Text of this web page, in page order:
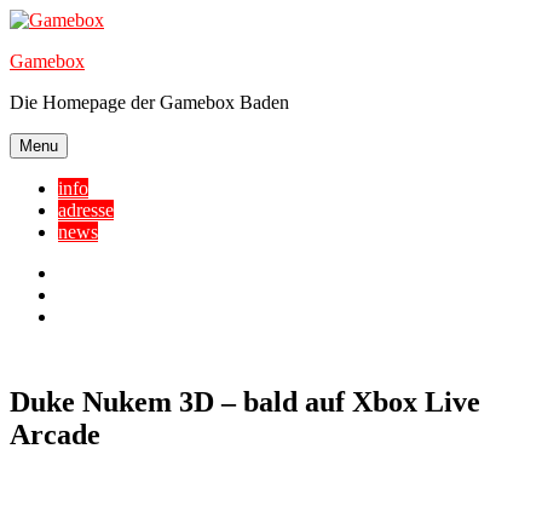
Skip
content
Gamebox
Die Homepage der Gamebox Baden
Menu
info
adresse
news
Duke Nukem 3D – bald auf Xbox Live
Arcade